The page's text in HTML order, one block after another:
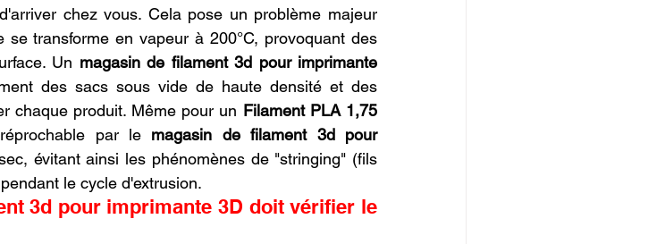
chez vous. Cela pose un problème majeur
transforme en vapeur à 200°C, provoquant des
Un magasin de filament 3d pour imprimante
des sacs sous vide de haute densité et des
chaque produit. Même pour un Filament PLA 1,75
par le magasin de filament 3d pour
évitant ainsi les phénomènes de "stringing" (fils
le cycle d'extrusion.
3d pour imprimante 3D doit vérifier le